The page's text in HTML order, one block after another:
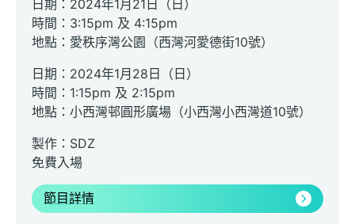
日期：2024年1月21日（日）
時間：3:15pm 及 4:15pm
地點：愛秩序灣公園（西灣河愛德街10號）
日期：2024年1月28日（日）
時間：1:15pm 及 2:15pm
地點：小西灣邨圓形廣場（小西灣小西灣道10號）
製作：SDZ
免費入場
節目詳情